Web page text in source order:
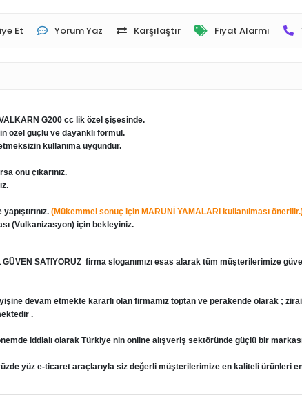
Et Yorum Yaz Karşılaştır Fiyat Alarmı
G200 cc lik özel şişesinde.
özel güçlü ve dayanklı formül.
kullanıma uygundur.
onu çıkarınız.
(Mükemmel sonuç için MARUNİ YAMALARI kullanılması
(Vulkanizasyon) için bekleyiniz.
SATIYORUZ firma sloganımızı esas alarak tüm müşterilerimize
devam etmekte kararlı olan firmamız toptan ve perakende olarak ;
.
iddialı olarak Türkiye nin online alışveriş sektöründe güçlü bir
yüz e-ticaret araçlarıyla siz değerli müşterilerimize en kaliteli ürünleri